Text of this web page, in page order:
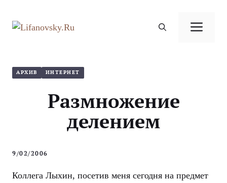
содержимому
АРХИВ ИНТЕРНЕТ
Размножение
делением
9/02/2006
Коллега Лыхин, посетив меня сегодня на предмет